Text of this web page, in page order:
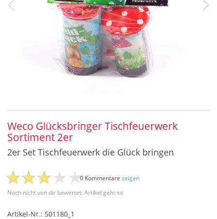
Weco Glücksbringer Tischfeuerwerk
Sortiment 2er
2er Set Tischfeuerwerk die Glück bringen
Noch nicht von dir bewertet: Artikel geht so
0 Kommentare zeigen
Artikel-Nr.: 501180_1